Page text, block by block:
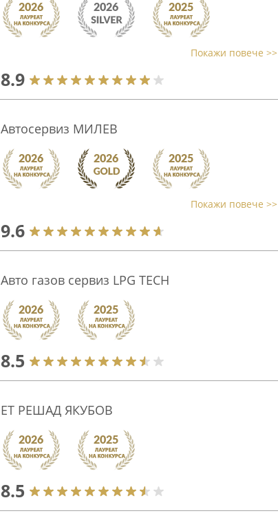
Покажи повече >>
8.9
Автосервиз МИЛЕВ
Покажи повече >>
9.6
Авто газов сервиз LPG TECH
8.5
ЕТ РЕШАД ЯКУБОВ
8.5